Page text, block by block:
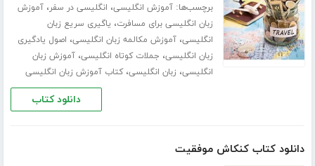
برچسب‌ها:آموزش انگلیسی، انگلیسی در سفر،آموزش
زبان انگلیسی برای مسافرت، یاگیری سریع زبان
انگلیسی‎،آموزش مکالمه زبان انگلیسی، اصول یادگیری
زبان انگلیسی، جملات کوتاه انگلیسی،آموزش زبان
انگلیسی، زبان انگلیسی،کتاب آموزش زبان انگلیسی
دانلود کتاب
دانلود کتاب کنکاش موفقیت